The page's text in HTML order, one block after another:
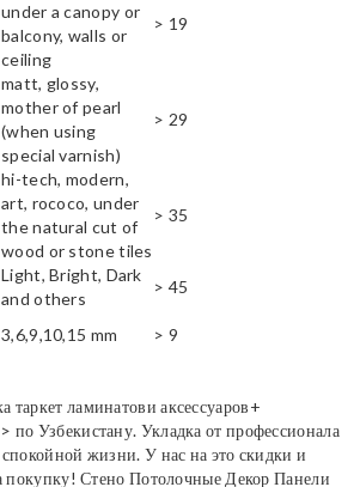
under a canopy or
balcony, walls or
ceiling
> 19
matt, glossy,
mother of pearl
(when using
special varnish)
> 29
hi-tech, modern,
art, rococo, under
the natural cut of
wood or stone tiles
> 35
Light, Bright, Dark
and others
> 45
3,6,9,10,15 mm > 9